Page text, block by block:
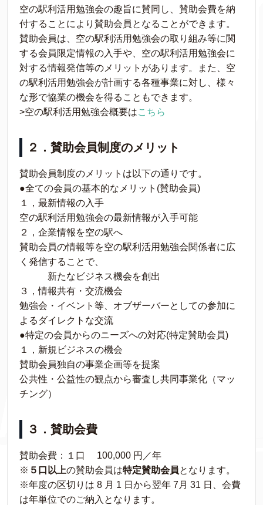
空の駅利活用勉強会の趣旨に賛同し、賛助会費を納
付することにより賛助会員となることができます。
賛助会員は、空の駅利活用勉強会の取り組み等に関
する会員限定情報の入手や、空の駅利活用勉強会に
対する情報発信等のメリットがあります。また、空
の駅利活用勉強会が計画する各種事業に対し、様々
な形で協業の機会を得ることもできます。
>空の駅利活用勉強会概要はこちら
２．賛助会員制度のメリット
賛助会員制度のメリットは以下の通りです。
●全ての会員の基本的なメリット(賛助会員)
１，最新情報の入手
空の駅利活用勉強会の最新情報が入手可能
２，企業情報を空の駅へ
賛助会員の情報等を空の駅利活用勉強会関係者に広
く発信することで、
新たなビジネス機会を創出
３，情報共有・交流機会
勉強会・イベント等、オブザーバーとしての参加に
よるダイレクトな交流
●特定の会員からのニーズへの対応(特定賛助会員)
１，新規ビジネスの機会
賛助会員独自の事業企画等を提案
公共性・公益性の観点から審査し共同事業化（マッ
チング）
３．賛助会費
賛助会費：１口 100,000 円／年
※ ５口以上の賛助会員は特定賛助会員となります。
※年度の区切りは 8 月 1 日から翌年 7月 31 日、会費
は年単位でのご納入となります。